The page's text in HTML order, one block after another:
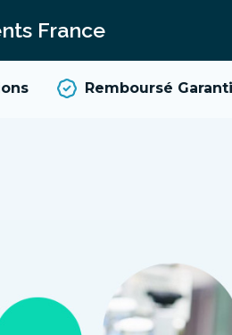
France
Remboursé Garantie